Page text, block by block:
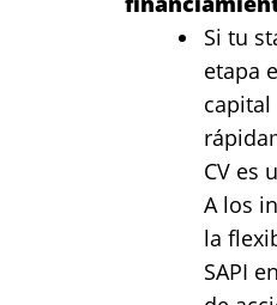
Si tu
etapa
capital
CV es
A los
la
SAPI